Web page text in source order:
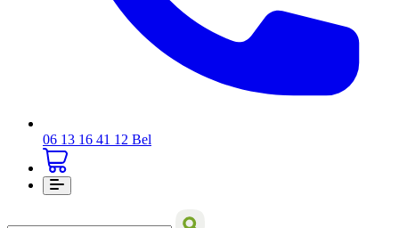
06 13 16 41 12 Bel